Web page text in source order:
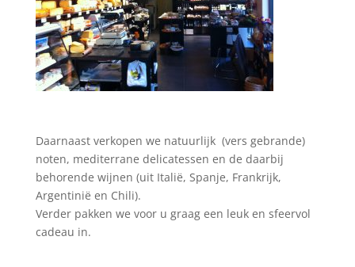
Daarnaast verkopen we natuurlijk (vers gebrande)
noten, mediterrane delicatessen en de daarbij
behorende wijnen (uit Italië, Spanje, Frankrijk,
Argentinië en Chili).
Verder pakken we voor u graag een leuk en sfeervol
cadeau in.